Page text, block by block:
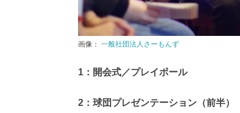
画像： 一般社団法人さーもんず
1：開会式／プレイボール
2：球団プレゼンテーション（前半）